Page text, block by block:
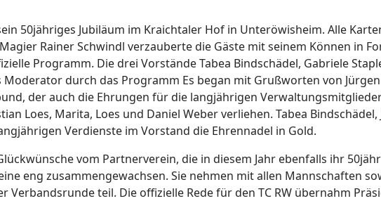
50jähriges Jubiläum im Kraichtaler Hof in Unteröwisheim. Alle
Rainer Schwindl verzauberte die Gäste mit seinem Können in
Programm. Die drei Vorstände Tabea Bindschädel, Gabriele
durch das Programm Es began mit Grußworten von
der auch die Ehrungen für die langjährigen
Loes, Marita, Loes und Daniel Weber verliehen. Tabea Bindschädel,
Verdienste im Vorstand die Ehrennadel in Gold.
vom Partnerverein, die in diesem Jahr ebenfalls ihr
eng zusammengewachsen. Sie nehmen mit allen Mannschaften
teil. Die offizielle Rede für den TC RW übernahm